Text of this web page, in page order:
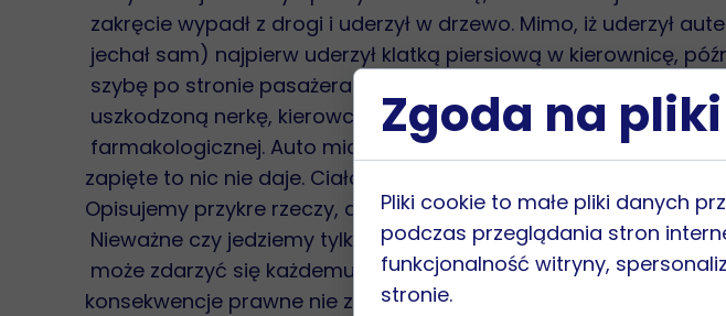
zakręcie wypadł z drogi i uderzył w drzewo. Mimo, iż uderzył
jechał sam) najpierw uderzył klatką piersiową w kierownicę,
szybę po stronie pasażera i plecami w dźwignię zmiany
uszkodzoną nerkę, kierowca miał zatrzymanie akcji serca, ma
farmakologicznej. Auto miało poduszki powietrzne zarówno
zapięte to nic nie daje. Ciało jest bezwładne i porusza się
Opisujemy przykre rzeczy, ale robimy to dlatego, aby uczulić
Nieważne czy jedziemy tylko do sklepu za rogiem czy do
może zdarzyć się każdemu i w każdym czasie. Oprócz tych
konsekwencje prawne nie zapinania pasów. Nasze
Zgoda na
Pliki cookie to małe pliki danych
podczas przeglądania stron
funkcjonalność witryny,
stronie.